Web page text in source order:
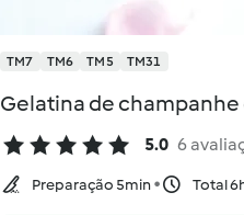
TM7 TM6 TM5 TM31
Gelatina de
5.0 6
Preparação 5min Total